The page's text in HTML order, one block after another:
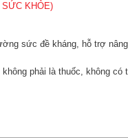
KHỎE)
sức đề kháng, hỗ trợ
phải là thuốc, không có